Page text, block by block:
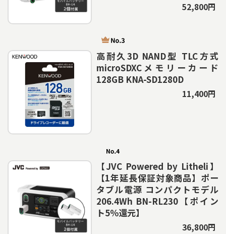
52,800円
高耐久3D NAND型 TLC方式
microSDXCメモリーカード
128GB KNA-SD1280D
11,400円
【JVC Powered by Litheli】
【1年延長保証対象商品】ポー
タブル電源 コンパクトモデル
206.4Wh BN-RL230【ポイン
ト5％還元】
36,800円